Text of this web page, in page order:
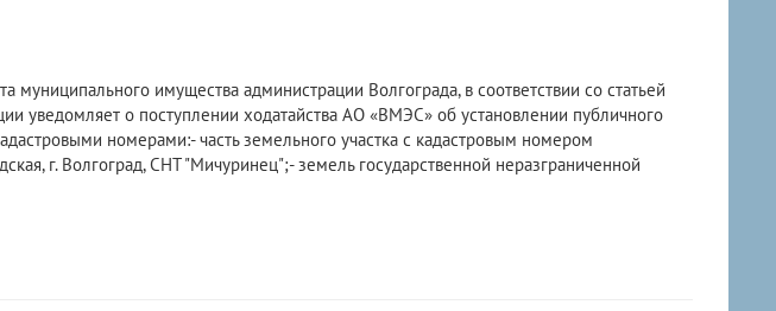
муниципального имущества администрации Волгограда, в соответствии со статьей
уведомляет о поступлении ходатайства АО «ВМЭС» об установлении публичного
номерами:- часть земельного участка с кадастровым номером
г. Волгоград, СНТ "Мичуринец";- земель государственной неразграниченной